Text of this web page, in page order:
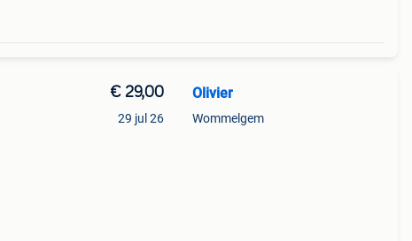
€ 29,00
29 jul 26
Olivier
Wommelgem